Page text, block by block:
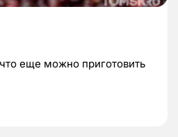
еще можно приготовить